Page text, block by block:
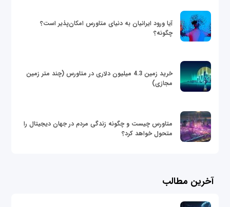
آیا ورود ایرانیان به دنیای متاورس امکان‌پذیر است؟
چگونه؟
خرید زمین 4.3 میلیون دلاری در متاورس (چند متر زمین
مجازی)
متاورس چیست و چگونه زندگی مردم در جهان دیجیتال را
متحول خواهد کرد؟
آخرین مطالب